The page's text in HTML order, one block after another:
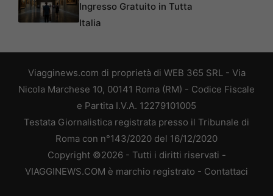
Ingresso Gratuito in Tutta
Italia
Viagginews.com di proprietà di WEB 365 SRL - Via
Nicola Marchese 10, 00141 Roma (RM) - Codice Fiscale
e Partita I.V.A. 12279101005
Testata Giornalistica registrata presso il Tribunale di
Roma con n°143/2020 del 16/12/2020
Copyright ©2026 - Tutti i diritti riservati -
VIAGGINEWS.COM è marchio registrato - Contattaci